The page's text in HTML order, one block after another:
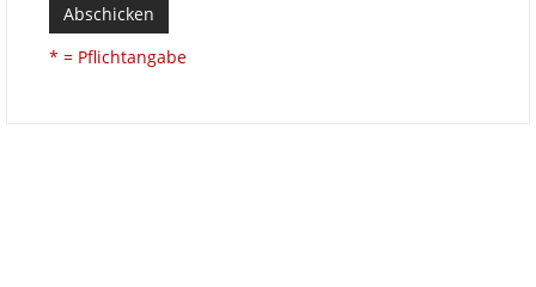
Abschicken
* = Pflichtangabe